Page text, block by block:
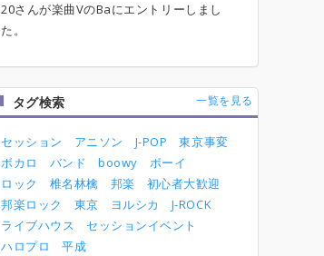
20さんが楽曲VのBaにエントリーしまし
た。
タグ検索 一覧を見る
セッション アニソン J-POP
東京事変
ボカロ
バンド boowy
ボーイ
ロック
椎名林檎 邦楽
初心者大歓迎
邦楽ロック
東京 ヨルシカ
J-ROCK
ライブハウス
セッションイベント
ハロプロ
平成